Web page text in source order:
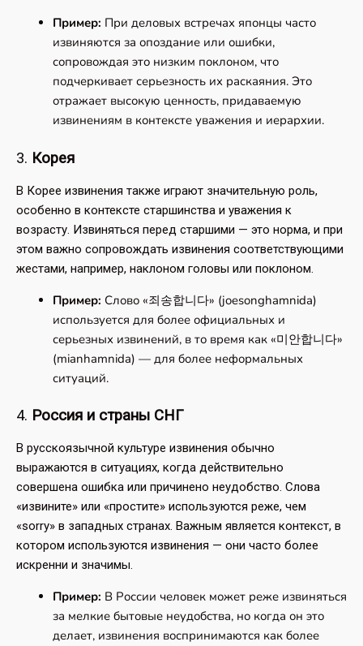
Пример: При деловых встречах японцы часто
извиняются за опоздание или ошибки,
сопровождая это низким поклоном, что
подчеркивает серьезность их раскаяния. Это
отражает высокую ценность, придаваемую
извинениям в контексте уважения и иерархии.
3. Корея
В Корее извинения также играют значительную роль,
особенно в контексте старшинства и уважения к
возрасту. Извиняться перед старшими — это норма, и при
этом важно сопровождать извинения соответствующими
жестами, например, наклоном головы или поклоном.
Пример: Слово «죄송합니다» (joesonghamnida)
используется для более официальных и
серьезных извинений, в то время как «미안합니다»
(mianhamnida) — для более неформальных
ситуаций.
4. Россия и страны СНГ
В русскоязычной культуре извинения обычно
выражаются в ситуациях, когда действительно
совершена ошибка или причинено неудобство. Слова
«извините» или «простите» используются реже, чем
«sorry» в западных странах. Важным является контекст, в
котором используются извинения — они часто более
искренни и значимы.
Пример: В России человек может реже извиняться
за мелкие бытовые неудобства, но когда он это
делает, извинения воспринимаются как более